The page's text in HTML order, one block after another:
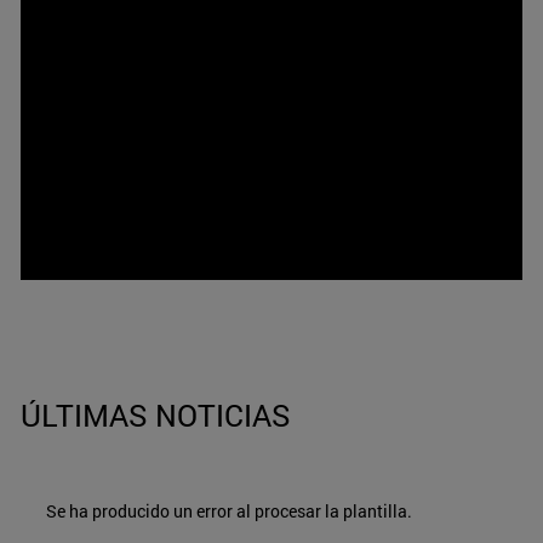
ÚLTIMAS NOTICIAS
Se ha producido un error al procesar la plantilla.